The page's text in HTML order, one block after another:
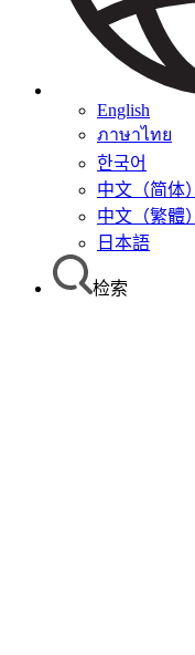
English
ภาษาไทย
한국어
中文（简体）
中文（繁體）
日本語
检索